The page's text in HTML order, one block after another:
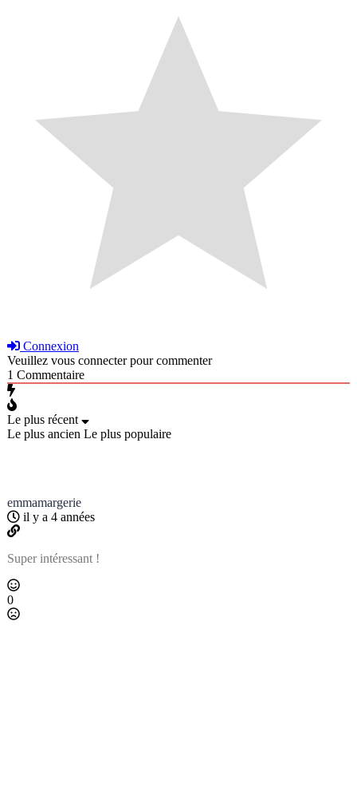
Connexion
Veuillez vous connecter pour commenter
1 Commentaire
Le plus récent
Le plus ancien Le plus populaire
emmamargerie
il y a 4 années
Super intéressant !
0